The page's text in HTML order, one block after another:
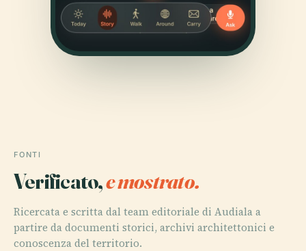
FONTI
Verificato,e mostrato.
Ricercata e scritta dal team editoriale di Audiala a
partire da documenti storici, archivi architettonici e
conoscenza del territorio.